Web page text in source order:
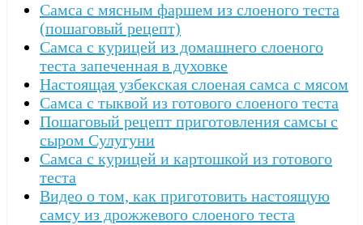
Самса с мясным фаршем из слоеного теста
(пошаговый рецепт)
Самса с курицей из домашнего слоеного
теста запеченная в духовке
Настоящая узбекская слоеная самса с мясом
Самса с тыквой из готового слоеного теста
Пошаговый рецепт приготовления самсы с
сыром Сулугуни
Самса с курицей и картошкой из готового
теста
Видео о том, как приготовить настоящую
самсу из дрожжевого слоеного теста